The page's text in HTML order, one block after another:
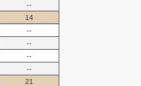
--
14
--
--
--
--
21